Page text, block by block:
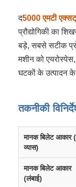
द5000 एमटी
प्रौद्योगिकी का
बड़े, सबसे सटीक
मशीन को
घटकों के उत्पादन के
तकनीकी
मानक बिलेट आकार
व्यास)
मानक बिलेट आकार
(लंबाई)